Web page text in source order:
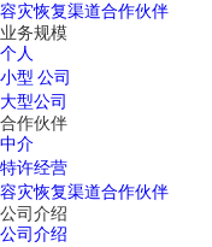
容灾恢复渠道合作伙伴
业务规模
个人
小型 公司
大型公司
合作伙伴
中介
特许经营
容灾恢复渠道合作伙伴
公司介绍
公司介绍